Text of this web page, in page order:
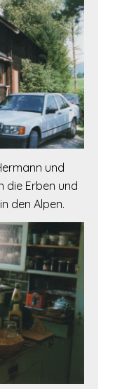
und
die Erben und
den Alpen.